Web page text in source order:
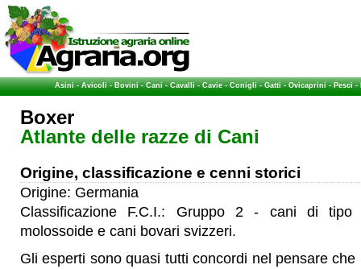
Asini-Avicoli-Bovini-Cani-Cavalli-Cavie-Conigli-Gatti-Ovicaprini-Pesci-
Boxer
Atlante delle razze di Cani
Origine, classificazione e cenni storici
Origine: Germania
Classificazione F.C.I.: Gruppo 2 - cani di tipo
molossoide e cani bovari svizzeri.
Gli esperti sono quasi tutti concordi nel pensare